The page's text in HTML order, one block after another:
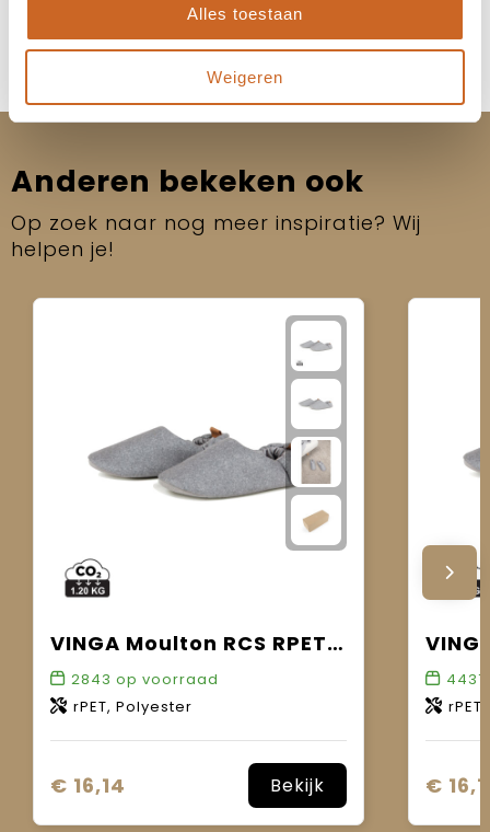
Alles toestaan
Weigeren
Anderen bekeken ook
Op zoek naar nog meer inspiratie? Wij
helpen je!
VINGA Moulton RCS RPET slippers L/XL
2843 op voorraad
rPET, Polyester
€ 16,14 Bekijk
4437
€